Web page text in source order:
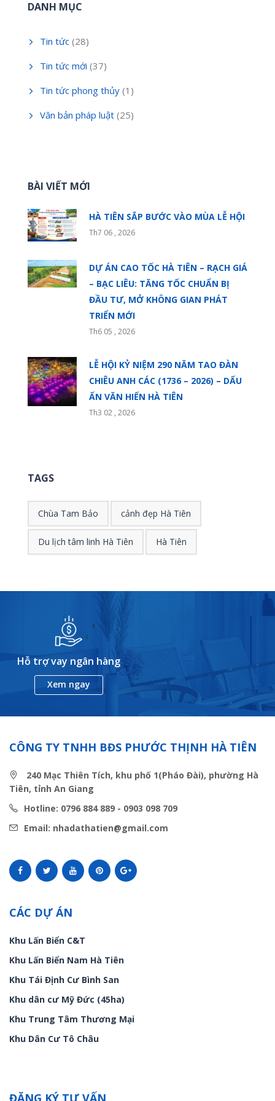
DANH MỤC
Tin tức (28)
Tin tức mới (37)
Tin tức phong thủy (1)
Văn bản pháp luật (25)
BÀI VIẾT MỚI
HÀ TIÊN SẮP BƯỚC VÀO MÙA LỄ HỘI
Th7 06 , 2026
DỰ ÁN CAO TỐC HÀ TIÊN – RẠCH GIÁ
– BẠC LIÊU: TĂNG TỐC CHUẨN BỊ
ĐẦU TƯ, MỞ KHÔNG GIAN PHÁT
TRIỂN MỚI
Th6 05 , 2026
LỄ HỘI KỶ NIỆM 290 NĂM TAO ĐÀN
CHIÊU ANH CÁC (1736 – 2026) – DẤU
ẤN VĂN HIẾN HÀ TIÊN
Th3 02 , 2026
TAGS
Chùa Tam Bảo cảnh đẹp Hà Tiên
Du lịch tâm linh Hà Tiên Hà Tiên
Hỗ trợ vay ngân hàng
Xem ngay
CÔNG TY TNHH BĐS PHƯỚC THỊNH HÀ TIÊN
240 Mạc Thiên Tích, khu phố 1(Pháo Đài), phường Hà
Tiên, tỉnh An Giang
Hotline: 0796 884 889 - 0903 098 709
Email: nhadathatien@gmail.com
CÁC DỰ ÁN
Khu Lấn Biển C&T
Khu Lấn Biển Nam Hà Tiên
Khu Tái Định Cư Bình San
Khu dân cư Mỹ Đức (45ha)
Khu Trung Tâm Thương Mại
Khu Dân Cư Tô Châu
ĐĂNG KÝ TƯ VẤN